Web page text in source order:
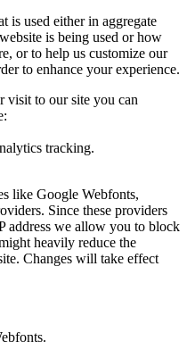
is used either in aggregate
is being used or how
or to help us customize our
to enhance your experience.
visit to our site you can
tracking.
like Google Webfonts,
Since these providers
address we allow you to block
heavily reduce the
Changes will take effect